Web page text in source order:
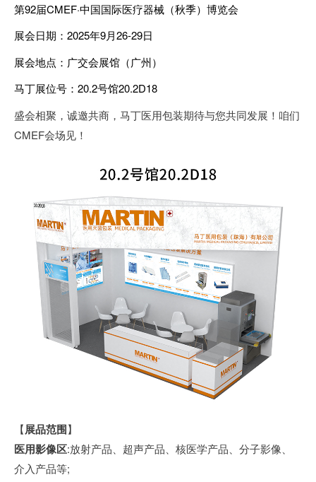
第92届CMEF·中国国际医疗器械（秋季）博览会
展会日期：2025年9月26-29日
展会地点：广交会展馆（广州）
马丁展位号：20.2号馆20.2D18
盛会相聚，诚邀共商，马丁医用包装期待与您共同发展！咱们
CMEF会场见！
【展品范围】
医用影像区:放射产品、超声产品、核医学产品、分子影像、
介入产品等;